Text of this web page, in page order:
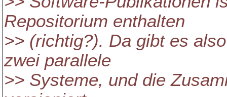
Repositorium enthalten
>> (richtig?). Da gibt es
zwei parallele
>> Systeme, und die